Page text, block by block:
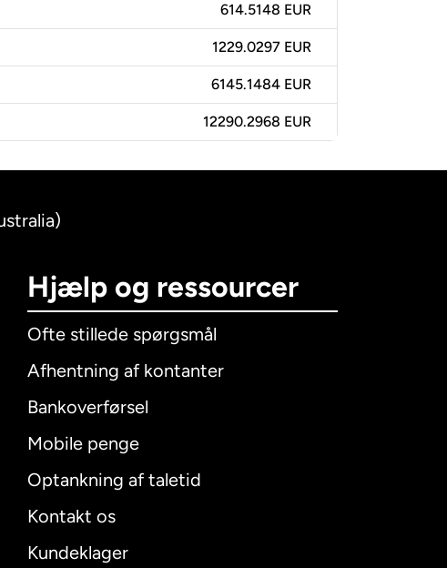
614.5148 EUR
1229.0297 EUR
6145.1484 EUR
12290.2968 EUR
Hjælp og ressourcer
Ofte stillede spørgsmål
Afhentning af kontanter
Bankoverførsel
Mobile penge
Optankning af taletid
Kontakt os
Kundeklager